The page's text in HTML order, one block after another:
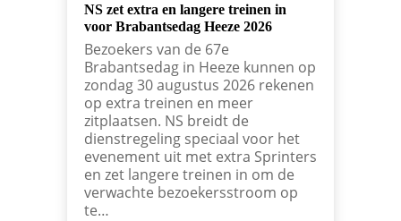
NS zet extra en langere treinen in
voor Brabantsedag Heeze 2026
Bezoekers van de 67e
Brabantsedag in Heeze kunnen op
zondag 30 augustus 2026 rekenen
op extra treinen en meer
zitplaatsen. NS breidt de
dienstregeling speciaal voor het
evenement uit met extra Sprinters
en zet langere treinen in om de
verwachte bezoekersstroom op
te…